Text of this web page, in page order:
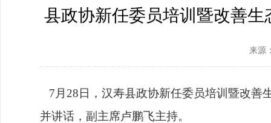
政协章程
县政协新任委员培训暨改善生
来源
7月28日，汉寿县政协新任委员培训暨改善
并讲话，副主席卢鹏飞主持。